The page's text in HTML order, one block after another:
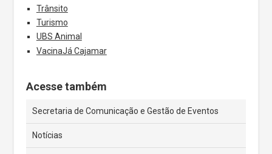
Trânsito
Turismo
UBS Animal
VacinaJá Cajamar
Acesse também
Secretaria de Comunicação e Gestão de Eventos
Notícias